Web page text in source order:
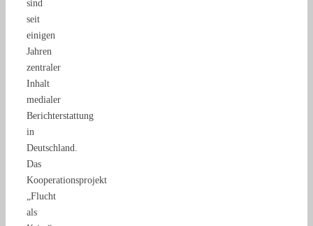
sind
seit
einigen
Jahren
zentraler
Inhalt
medialer
Berichterstattung
in
Deutschland.
Das
Kooperationsprojekt
„Flucht
als